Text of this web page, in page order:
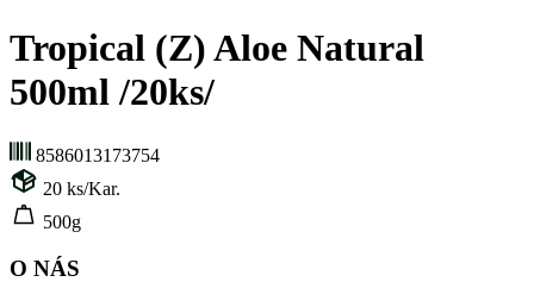
Tropical (Z) Aloe Natural
500ml /20ks/
8586013173754
20 ks/Kar.
500g
O NÁS